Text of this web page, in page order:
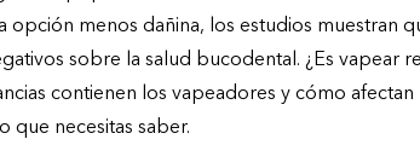
opción menos dañina, los estudios muestran
sobre la salud bucodental. ¿Es vapear
contienen los vapeadores y cómo
que necesitas saber.